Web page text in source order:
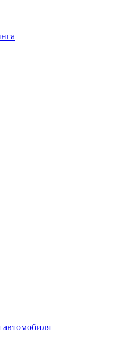
автомобиля